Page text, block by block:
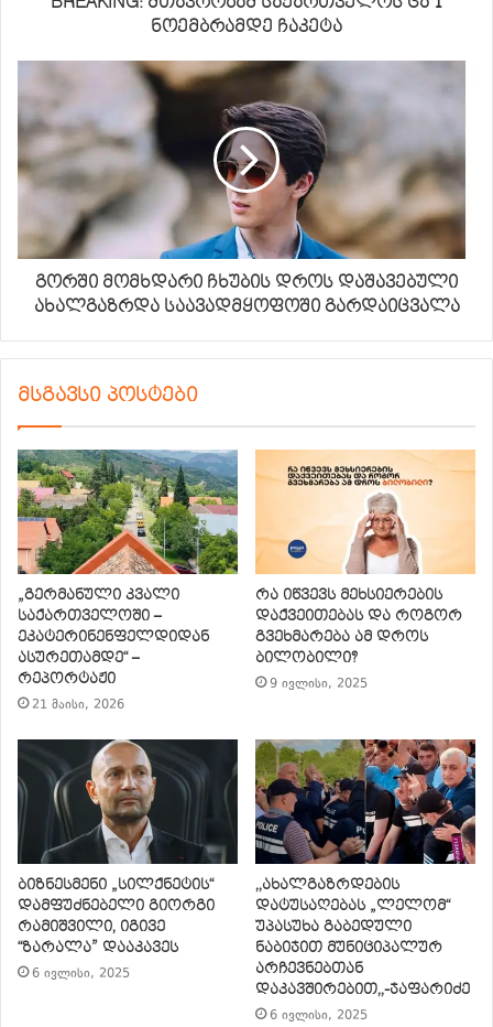
ნოემბრამდე ჩაკეტა
გორში მომხდარი ჩხუბის დროს დაშავებული
ახალგაზრდა საავადმყოფოში გარდაიცვალა
მსგავსი პოსტები
„გერმანული კვალი
საქართველოში –
ეკატერინენფელდიდან
ასურეთამდე“ –
რეპორტაჟი
21 მაისი, 2026
რა იწვევს მეხსიერების
დაქვეითებას და როგორ
გვეხმარება ამ დროს
ბილობილი?
9 ივლისი, 2025
ბიზნესმენი „სილქნეტის“
დამფუძნებელი გიორგი
რამიშვილი, იგივე
“ზარალა” დააკავეს
6 ივლისი, 2025
,,ახალგაზრდების
დატუსაღებას „ლელომ“
უპასუხა გაბედული
ნაბიჯით მუნიციპალურ
არჩევნებთან
დაკავშირებით,,-ჯაფარიძე
6 ივლისი, 2025